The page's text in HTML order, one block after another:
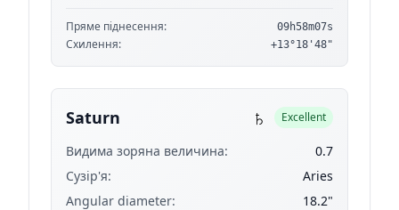
Пряме піднесення: 09h58m07s
Схилення: +13°18'48"
Saturn ♄ Excellent
Видима зоряна величина:
0.7
Сузір'я:
Aries
Angular diameter:
18.2"